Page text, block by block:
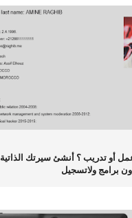
أو تدريب ؟ أنشئ سيرتك الذاتية
برامج ولاتسجيل